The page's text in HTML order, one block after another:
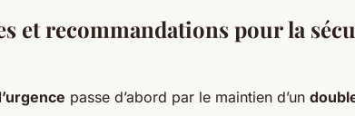
et recommandations pour la
passe d’abord par le maintien d’un